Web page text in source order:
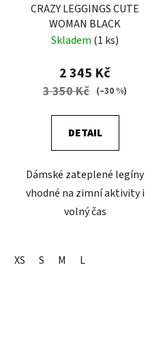
CRAZY LEGGINGS CUTE
WOMAN BLACK
Skladem (1 ks)
2 345 Kč
3 350 Kč (–30 %)
DETAIL
Dámské zateplené legíny
vhodné na zimní aktivity i
volný čas
XS S M L